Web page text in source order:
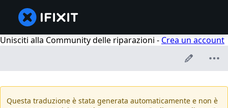
Unisciti alla Community delle riparazioni - Crea un account
Questa traduzione è stata generata automaticamente e non è